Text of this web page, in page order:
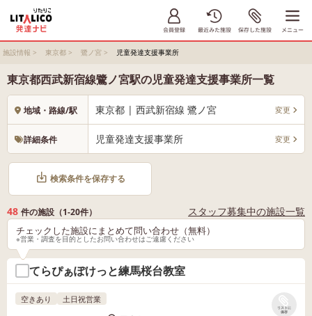
施設情報 > 東京都 > 鷺ノ宮 > 児童発達支援事業所
東京都西武新宿線鷺ノ宮駅の児童発達支援事業所一覧
地域・路線/駅 東京都 | 西武新宿線 鷺ノ宮 変更
詳細条件 児童発達支援事業所 変更
検索条件を保存する
48 件の施設（1-20件） スタッフ募集中の施設一覧
チェックした施設にまとめて問い合わせ（無料）
※営業・調査を目的としたお問い合わせはご遠慮ください
てらぴぁぽけっと練馬桜台教室
リストに
保存
空きあり 土日祝営業